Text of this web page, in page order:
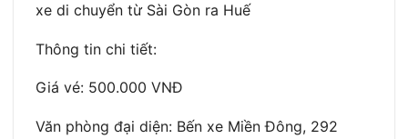
xe di chuyển từ Sài Gòn ra Huế
Thông tin chi tiết:
Giá vé: 500.000 VNĐ
Văn phòng đại diện: Bến xe Miền Đông, 292